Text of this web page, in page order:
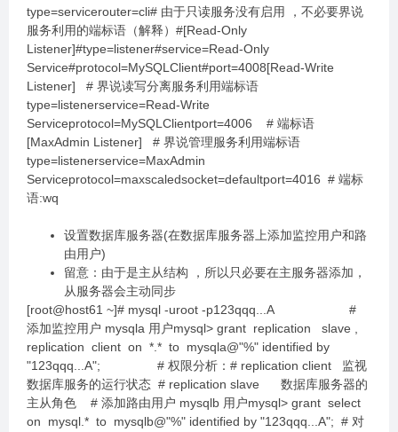
type=servicerouter=cli# 由于只读服务没有启用 ，不必要界说
服务利用的端标语（解释）#[Read-Only
Listener]#type=listener#service=Read-Only
Service#protocol=MySQLClient#port=4008[Read-Write
Listener] # 界说读写分离服务利用端标语
type=listenerservice=Read-Write
Serviceprotocol=MySQLClientport=4006 # 端标语
[MaxAdmin Listener] # 界说管理服务利用端标语
type=listenerservice=MaxAdmin
Serviceprotocol=maxscaledsocket=defaultport=4016 # 端标
语:wq
设置数据库服务器(在数据库服务器上添加监控用户和路
由用户)
留意：由于是主从结构 ，所以只必要在主服务器添加，
从服务器会主动同步
[root@host61 ~]# mysql -uroot -p123qqq...A #
添加监控用户 mysqla 用户mysql> grant replication slave ,
replication client on *.* to mysqla@"%" identified by
"123qqq...A"; # 权限分析：# replication client 监视
数据库服务的运行状态 # replication slave 数据库服务器的
主从角色 # 添加路由用户 mysqlb 用户mysql> grant select
on mysql.* to mysqlb@"%" identified by "123qqq...A"; # 对